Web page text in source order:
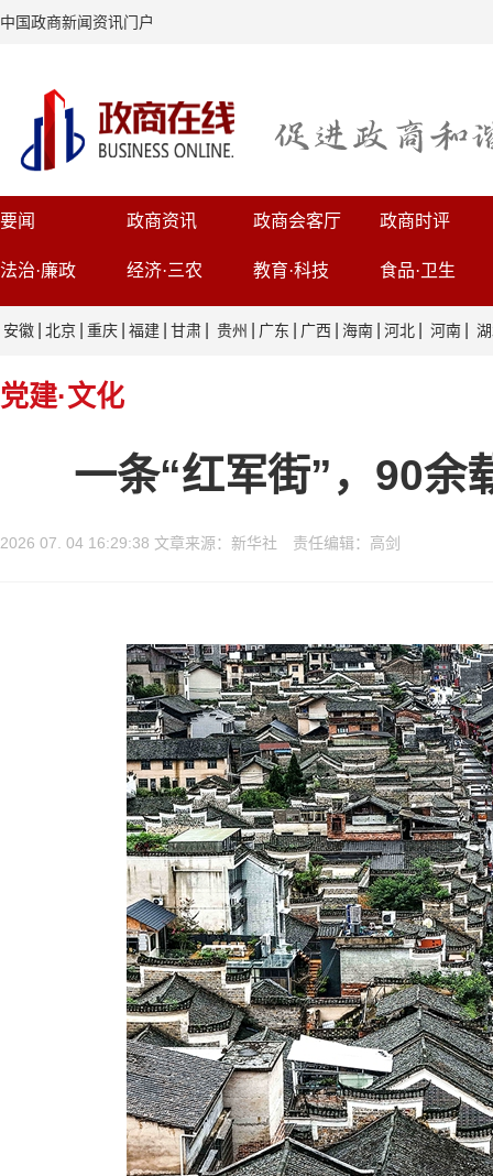
中国政商新闻资讯门户
要闻 政商资讯 政商会客厅 政商时评
法治·廉政 经济·三农 教育·科技 食品·卫生
安徽 北京 重庆 福建 甘肃 贵州 广东 广西 海南 河北 河南
党建·文化
一条“红军街”，90余
2026 07. 04 16:29:38 文章来源：新华社 责任编辑：高剑